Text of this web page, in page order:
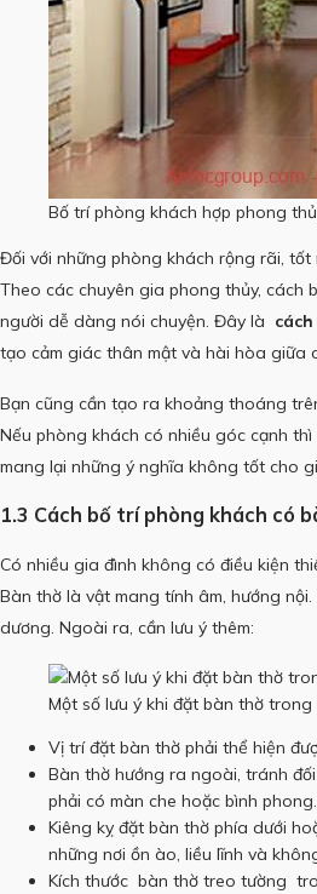
Bố trí phòng khách hợp phong
Đối với những phòng khách rộng rãi,
Theo các chuyên gia phong thủy, cách
người dễ dàng nói chuyện. Đây là
tạo cảm giác thân mật và hài hòa giữa
Bạn cũng cần tạo ra khoảng thoáng
Nếu phòng khách có nhiều góc cạnh thì
mang lại những ý nghĩa không tốt cho
1.3 Cách bố trí phòng khách có
Có nhiều gia đình không có điều kiện
Bàn thờ là vật mang tính âm, hướng nội.
dương. Ngoài ra, cần lưu ý thêm:
Một số lưu ý khi đặt bàn thờ
Vị trí đặt bàn thờ phải thể hiện
Bàn thờ hướng ra ngoài, tránh
phải có màn che hoặc bình phong.
Kiêng kỵ đặt bàn thờ phía dưới
những nơi ồn ào, liều lĩnh và
Kích thước bàn thờ treo tường